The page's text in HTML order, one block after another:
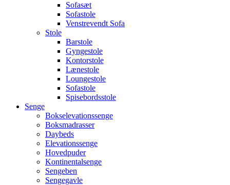
Sofasæt
Sofastole
Venstrevendt Sofa
Stole
Barstole
Gyngestole
Kontorstole
Lænestole
Loungestole
Sofastole
Spisebordsstole
Senge
Bokselevationssenge
Boksmadrasser
Daybeds
Elevationssenge
Hovedpuder
Kontinentalsenge
Sengeben
Sengegavle